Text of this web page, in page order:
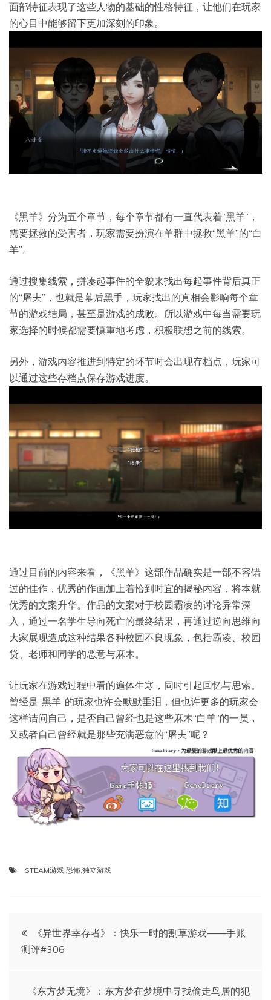
面部特征表现了这些人物的基础的性格特征，让他们在玩家
的心目中能够留下更加深刻的印象。
《黑羊》分为五个章节，每个章节都有一直代表着“黑羊”，
需要拯救的受害者，玩家需要扮演在羊群中拯救“黑羊”的“白
羊”。
通过搜集线索，拼凑起事件的全貌来找出每起事件背后真正
的“屠夫”，也就是幕后黑手，玩家找出的真相会影响每个章
节的游戏结局，甚至是游戏的成败。所以游戏中每当需要玩
家选择的时候都需要慎重地考虑，积极联想之前的线索。
另外，游戏内容推进到特定的环节时会出现存档点，玩家可
以通过这些存档点保存游戏进度。
通过目前的内容来看，《黑羊》这部作品确实是一部不容错
过的佳作，优秀的作画加上着恰到时宜的揭秘内容，将本就
优秀的文案升华。作品的文案对于校园霸凌的讨论异常深
入，通过一名学生导向死亡的最终结果，再通过逆向思维向
大家展现造成这种结果各种校园不良现象，包括霸凌、校园
贷、老师和同学的恶意与麻木。
让玩家在游戏过程中看的遍体生寒，同时引起回忆与思索。
曾经是“黑羊”的玩家也许会默默垂泪，但也许更多的玩家会
这样诘问自己，是否自己曾经也是这些麻木“白羊”的一员，
又或者自己曾经就是那些充满恶意的“屠夫”呢？
STEAM游戏 恐怖 独立游戏
文
章
《异世界幸存者》：快乐一时的割草游戏——手账
测评#306
《东方梦无境》：东方梦在梦境中寻找偷走鸟居的犯